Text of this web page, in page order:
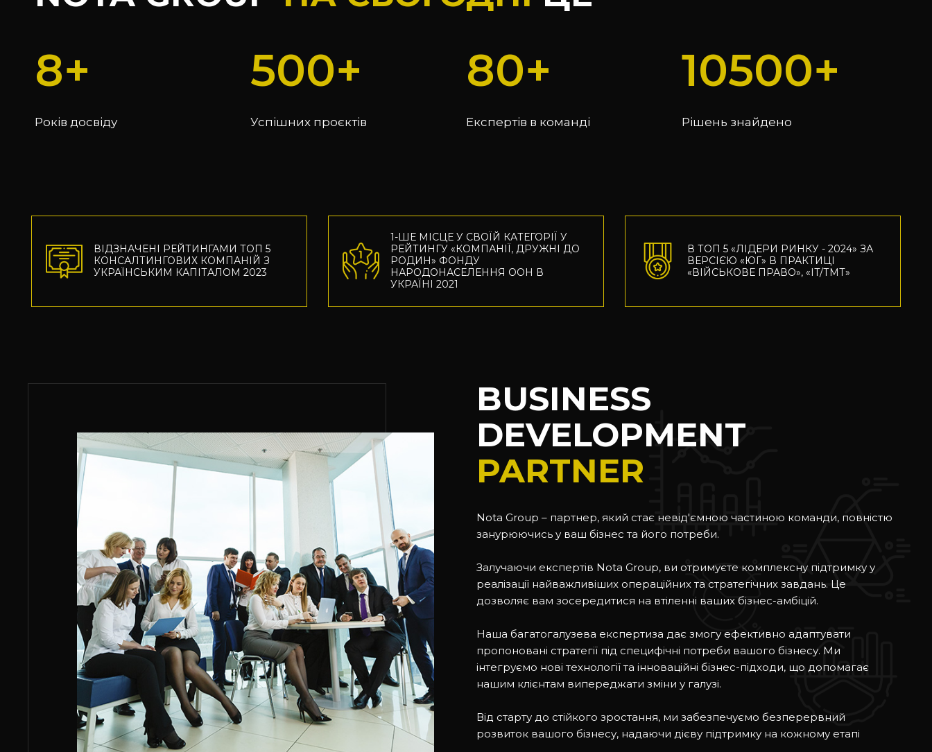
8
Років досвіду
500
Успішних проєктів
80
Експертів в команді
10500
Рішень знайдено
ВІДЗНАЧЕНІ РЕЙТИНГАМИ ТОП 5
КОНСАЛТИНГОВИХ КОМПАНІЙ З
УКРАЇНСЬКИМ КАПІТАЛОМ 2023
1-ШЕ МІСЦЕ У СВОЇЙ КАТЕГОРІЇ У
РЕЙТИНГУ «КОМПАНІЇ, ДРУЖНІ ДО
РОДИН» ФОНДУ
НАРОДОНАСЕЛЕННЯ ООН В
УКРАЇНІ 2021
В ТОП 5 «ЛІДЕРИ РИНКУ - 2024» ЗА
ВЕРСІЄЮ «ЮГ» В ПРАКТИЦІ
BUSINESS
DEVELOPMENT
PARTNER
Nota Group – партнер, який стає невід'ємною частиною команди, повністю
занурюючись у ваш бізнес та його потреби.
Залучаючи експертів Nota Group, ви отримуєте комплексну підтримку у
реалізації найважливіших операційних та стратегічних завдань. Це
дозволяє вам зосередитися на втіленні ваших бізнес-амбіцій.
Наша багатогалузева експертиза дає змогу ефективно адаптувати
пропоновані стратегії під специфічні потреби вашого бізнесу. Ми
інтегруємо нові технології та інноваційні бізнес-підходи, що допомагає
нашим клієнтам випереджати зміни у галузі.
Від старту до стійкого зростання, ми забезпечуємо безперервний
розвиток вашого бізнесу, надаючи дієву підтримку на кожному етапі